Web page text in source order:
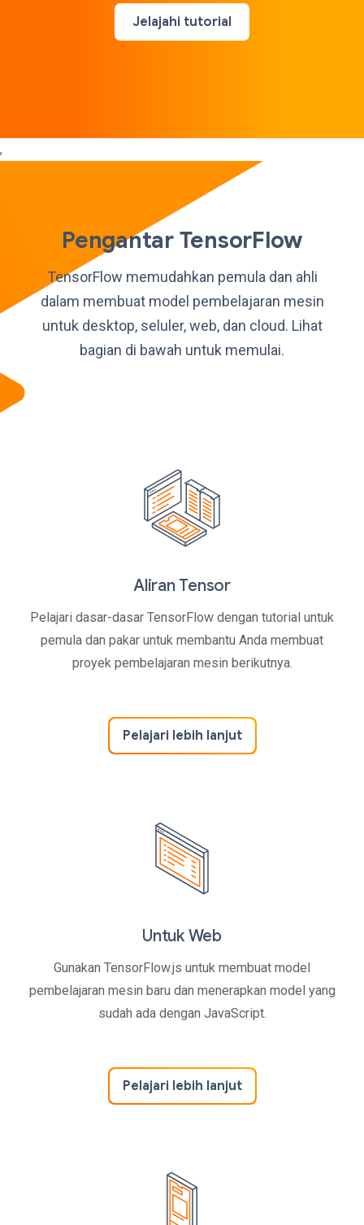
Jelajahi tutorial
,
Pengantar TensorFlow
TensorFlow memudahkan pemula dan ahli
dalam membuat model pembelajaran mesin
untuk desktop, seluler, web, dan cloud. Lihat
bagian di bawah untuk memulai.
Aliran Tensor
Pelajari dasar-dasar TensorFlow dengan tutorial untuk
pemula dan pakar untuk membantu Anda membuat
proyek pembelajaran mesin berikutnya.
Pelajari lebih lanjut
Untuk Web
Gunakan TensorFlow.js untuk membuat model
pembelajaran mesin baru dan menerapkan model yang
sudah ada dengan JavaScript.
Pelajari lebih lanjut